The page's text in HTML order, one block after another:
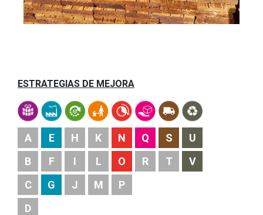
ESTRATEGIAS DE MEJORA
A
B
C
D
E
F
G
H
I
J
K
L
M
N
O
P
Q
R
S
T
U
V